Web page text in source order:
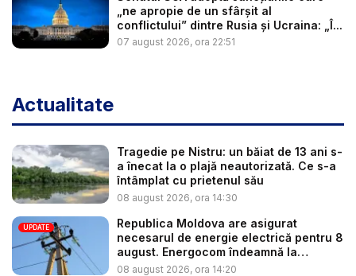
„ne apropie de un sfârșit al
conflictului” dintre Rusia și Ucraina: „Î...
07 august 2026, ora 22:51
Actualitate
Tragedie pe Nistru: un băiat de 13 ani s-
a înecat la o plajă neautorizată. Ce s-a
întâmplat cu prietenul său
08 august 2026, ora 14:30
UPDATE
Republica Moldova are asigurat
necesarul de energie electrică pentru 8
august. Energocom îndeamnă la
consu...
08 august 2026, ora 14:20